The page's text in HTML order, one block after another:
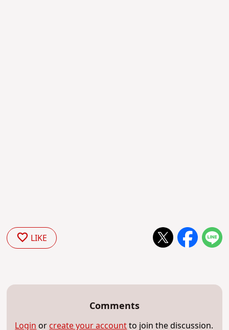
LIKE
Comments
Login or create your accountto join the discussion.